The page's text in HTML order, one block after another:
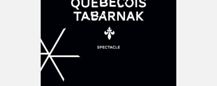
Espace médias